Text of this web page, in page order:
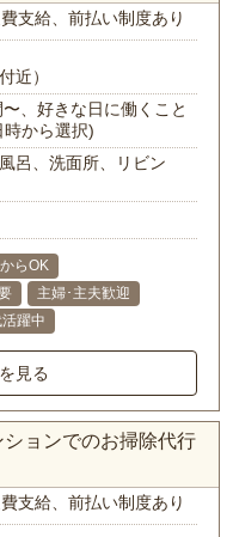
費支給、前払い制度あり
近）
、好きな日に働くこと
から選択)
呂、洗面所、リビン
らOK
主婦･主夫歓迎
躍中
見る
ョンでのお掃除代行
費支給、前払い制度あり